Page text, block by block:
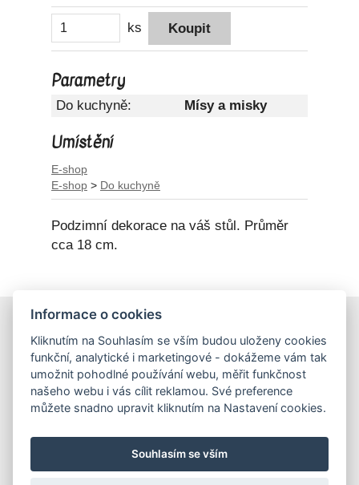
ks
Parametry
Do kuchyně: Mísy a misky
Umístění
E-shop
E-shop > Do kuchyně
Podzimní dekorace na váš stůl. Průměr
cca 18 cm.
Obchodní podmínky
Podmínky ochrany osobních údajů
Hrnečky
Ateliér Hrnečky
Informace o cookies
Kliknutím na Souhlasím se vším budou uloženy cookies
funkční, analytické i marketingové - dokážeme vám tak
umožnit pohodlné používání webu, měřit funkčnost
našeho webu i vás cílit reklamou. Své preference
můžete snadno upravit kliknutím na Nastavení cookies.
Souhlasím se vším